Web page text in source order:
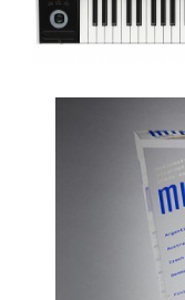
Noticias
Redes Sociales
Acerca de